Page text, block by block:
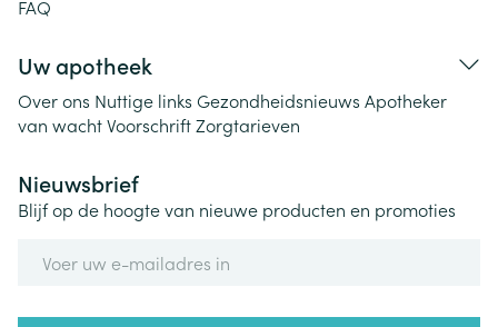
FAQ
Uw apotheek
Over ons Nuttige links Gezondheidsnieuws Apotheker
van wachtVoorschriftZorgtarieven
Nieuwsbrief
Blijf op de hoogte van nieuwe producten en promoties